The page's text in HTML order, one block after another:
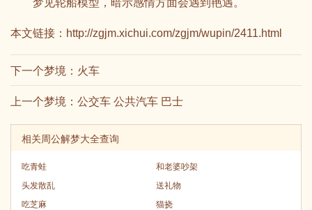
本文链接： http://zgjm.xichui.com/zgjm/wupin/2411.html
下一个梦境： 火车
上一个梦境： 公交车 公共汽车 巴士
相关周公解梦大全查询
吃青蛙
和老婆吵架
头发散乱
送礼物
吃芝麻
猫挠